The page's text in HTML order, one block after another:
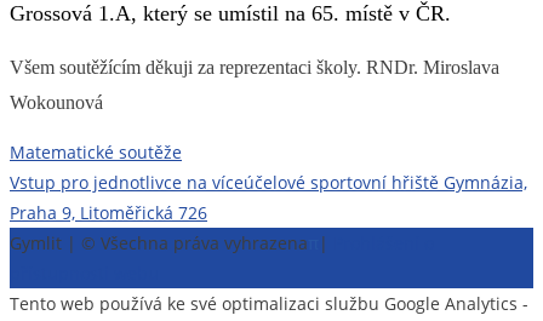
Grossová 1.A, který se umístil na 65. místě v ČR.
Všem soutěžícím děkuji za reprezentaci školy. RNDr. Miroslava
Wokounová
Navigace
pro
příspěvek
Matematické soutěže
Vstup pro jednotlivce na víceúčelové sportovní hřiště Gymnázia,
Praha 9, Litoměřická 726
Gymlit | © Všechna práva vyhrazena
|
Tento web používá ke své optimalizaci službu Google Analytics -